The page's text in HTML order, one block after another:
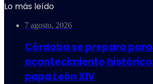
Lo más leído
7 agosto, 2026
Córdoba se prepara
acontecimiento
papa León XIV